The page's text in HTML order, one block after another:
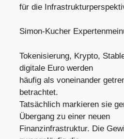
für die
Simon-Kucher
Tokenisierung, Krypto,
digitale Euro werden
häufig als voneinander
betrachtet.
Tatsächlich markieren sie
Übergang zu einer neuen
Finanzinfrastruktur. Die